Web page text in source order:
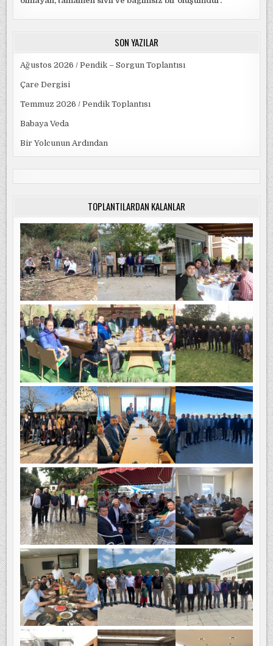
SON YAZILAR
Ağustos 2026 / Pendik – Sorgun Toplantısı
Çare Dergisi
Temmuz 2026 / Pendik Toplantısı
Babaya Veda
Bir Yolcunun Ardından
TOPLANTILARDAN KALANLAR